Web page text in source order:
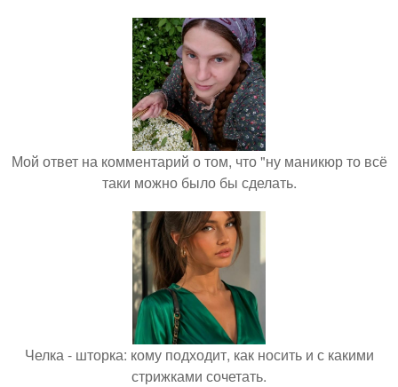
Мой ответ на комментарий о том, что "ну маникюр то всё
таки можно было бы сделать.
Челка - шторка: кому подходит, как носить и с какими
стрижками сочетать.